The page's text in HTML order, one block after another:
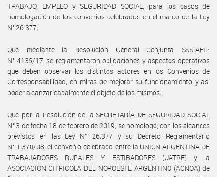
TRABAJO, EMPLEO y SEGURIDAD SOCIAL, para los casos de
homologación de los convenios celebrados en el marco de la Ley
N° 26.377.
Que mediante la Resolución General Conjunta SSS-AFIP
N° 4135/17, se reglamentaron obligaciones y aspectos operativos
que deben observar los distintos actores en los Convenios de
Corresponsabilidad, en miras de mejorar su funcionamiento y así
poder alcanzar cabalmente el objeto de los mismos.
Que por la Resolución de la SECRETARÍA DE SEGURIDAD SOCIAL
N° 3 de fecha 18 de febrero de 2019, se homologó, con los alcances
previstos en las Ley N° 26.377 y su Decreto Reglamentario
N° 1.370/08, el convenio celebrado entre la UNION ARGENTINA DE
TRABAJADORES RURALES Y ESTIBADORES (UATRE) y la
ASOCIACION CITRICOLA DEL NOROESTE ARGENTINO (ACNOA) de